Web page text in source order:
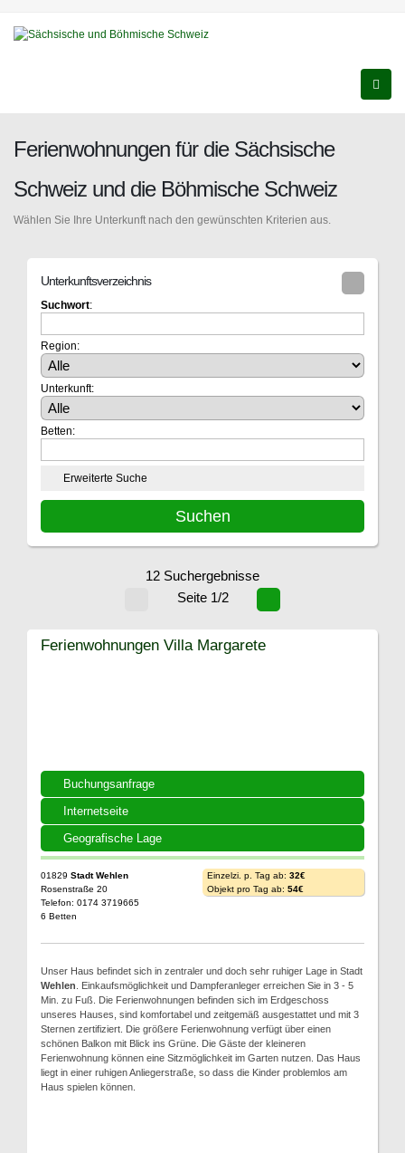
Ferienwohnungen für die Sächsische
Schweiz und die Böhmische Schweiz
Wählen Sie Ihre Unterkunft nach den gewünschten Kriterien aus.
Unterkunftsverzeichnis
Suchwort:
Region:
Unterkunft:
Betten:
Erweiterte Suche
12 Suchergebnisse
Seite 1/2
Buchungsanfrage
Internetseite
Geografische Lage
Ferienwohnungen Villa Margarete
01829 Stadt Wehlen
Rosenstraße 20
Telefon: 0174 3719665
6 Betten
Einzelzi. p. Tag ab: 32€
Objekt pro Tag ab: 54€
Unser Haus befindet sich in zentraler und doch sehr ruhiger Lage in Stadt
Wehlen . Einkaufsmöglichkeit und Dampferanleger erreichen Sie in 3 - 5
Min. zu Fuß. Die Ferienwohnungen befinden sich im Erdgeschoss
unseres Hauses, sind komfortabel und zeitgemäß ausgestattet und mit 3
Sternen zertifiziert. Die größere Ferienwohnung verfügt über einen
schönen Balkon mit Blick ins Grüne. Die Gäste der kleineren
Ferienwohnung können eine Sitzmöglichkeit im Garten nutzen. Das Haus
liegt in einer ruhigen Anliegerstraße, so dass die Kinder problemlos am
Haus spielen können.